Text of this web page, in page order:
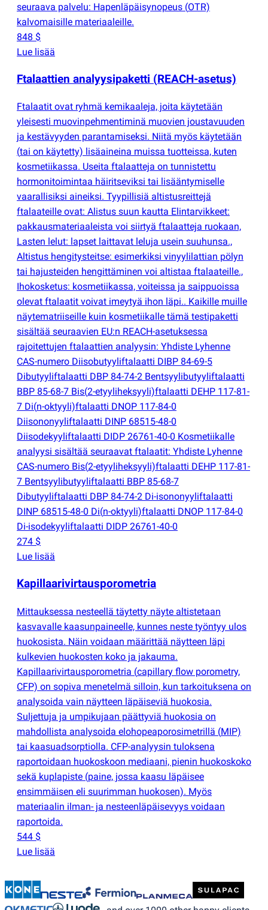
seuraava palvelu: Hapenläpäisynopeus (OTR)
kalvomaisille materiaaleille.
848 $
Lue lisää
Ftalaattien analyysipaketti (REACH-asetus)
Ftalaatit ovat ryhmä kemikaaleja, joita käytetään
yleisesti muovinpehmentiminä muovien joustavuuden
ja kestävyyden parantamiseksi. Niitä myös käytetään
(tai on käytetty) lisäaineina muissa tuotteissa, kuten
kosmetiikassa. Useita ftalaatteja on tunnistettu
hormonitoimintaa häiritseviksi tai lisääntymiselle
vaarallisiksi aineiksi. Tyypillisiä altistusreittejä
ftalaateille ovat: Alistus suun kautta Elintarvikkeet:
pakkausmateriaaleista voi siirtyä ftalaatteja ruokaan,
Lasten lelut: lapset laittavat leluja usein suuhunsa.,
Altistus hengitysteitse: esimerkiksi vinyylilattian pölyn
tai hajusteiden hengittäminen voi altistaa ftalaateille.,
Ihokosketus: kosmetiikassa, voiteissa ja saippuoissa
olevat ftalaatit voivat imeytyä ihon läpi.. Kaikille muille
näytematriiseille kuin kosmetiikalle tämä testipaketti
sisältää seuraavien EU:n REACH-asetuksessa
rajoitettujen ftalaattien analyysin: Yhdiste Lyhenne
CAS-numero Diisobutyyliftalaatti DIBP 84-69-5
Dibutyyliftalaatti DBP 84-74-2 Bentsyylibutyyliftalaatti
BBP 85-68-7 Bis(2-etyyliheksyyli)ftalaatti DEHP 117-81-
7 Di(n-oktyyli)ftalaatti DNOP 117-84-0
Diisononyyliftalaatti DINP 68515-48-0
Diisodekyyliftalaatti DIDP 26761-40-0 Kosmetiikalle
analyysi sisältää seuraavat ftalaatit: Yhdiste Lyhenne
CAS-numero Bis(2-etyyliheksyyli)ftalaatti DEHP 117-81-
7 Bentsyylibutyyliftalaatti BBP 85-68-7
Dibutyyliftalaatti DBP 84-74-2 Di-isononyyliftalaatti
DINP 68515-48-0 Di(n-oktyyli)ftalaatti DNOP 117-84-0
Di-isodekyyliftalaatti DIDP 26761-40-0
274 $
Lue lisää
Kapillaarivirtausporometria
Mittauksessa nesteellä täytetty näyte altistetaan
kasvavalle kaasunpaineelle, kunnes neste työntyy ulos
huokosista. Näin voidaan määrittää näytteen läpi
kulkevien huokosten koko ja jakauma.
Kapillaarivirtausporometria (capillary flow porometry,
CFP) on sopiva menetelmä silloin, kun tarkoituksena on
analysoida vain näytteen läpäiseviä huokosia.
Suljettuja ja umpikujaan päättyviä huokosia on
mahdollista analysoida elohopeaporosimetrillä (MIP)
tai kaasuadsorptiolla. CFP-analyysin tuloksena
raportoidaan huokoskoon mediaani, pienin huokoskoko
sekä kuplapiste (paine, jossa kaasu läpäisee
ensimmäisen eli suurimman huokosen). Myös
materiaalin ilman- ja nesteenläpäisevyys voidaan
raportoida.
544 $
Lue lisää